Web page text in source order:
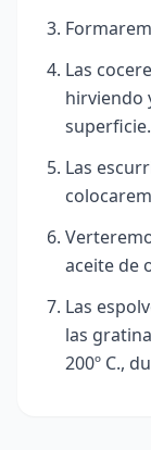
Las
hirviendo
superficie.
Las
aceite de
Las
las
200º C.,